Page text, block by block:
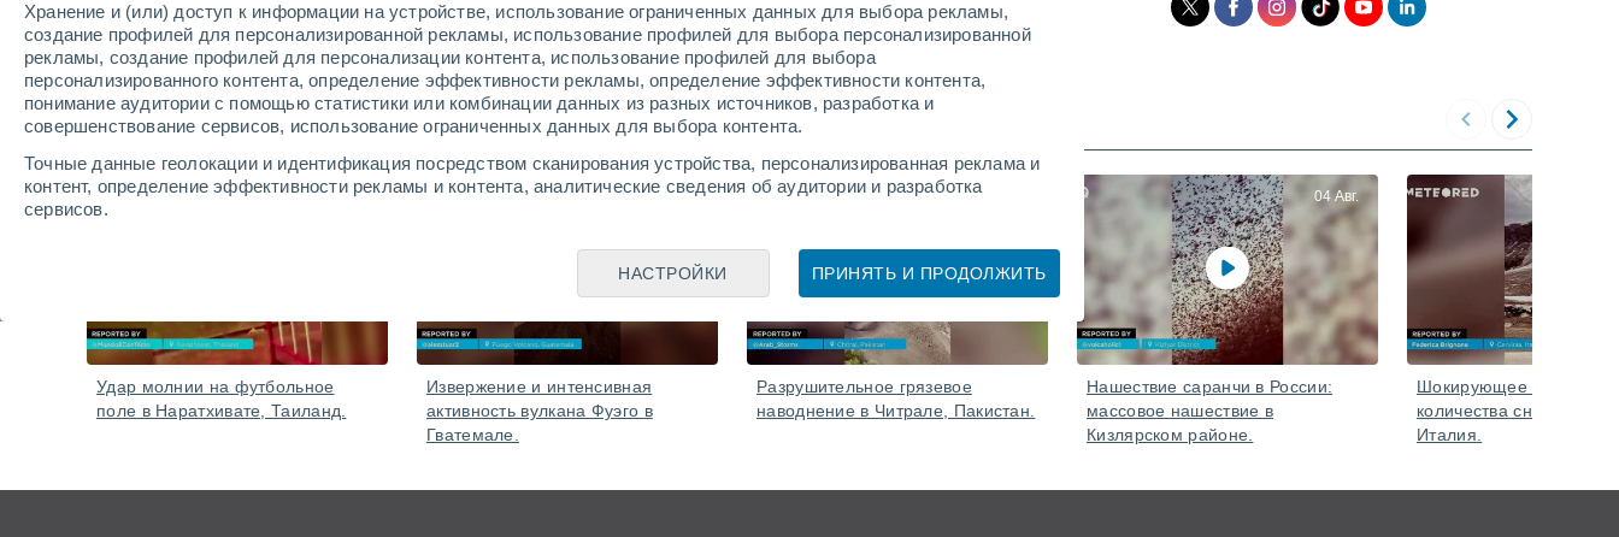
Хранение и (или) доступ к информации на устройстве, использование ограниченных данных для выбора рекламы,
создание профилей для персонализированной рекламы, использование профилей для выбора персонализированной
рекламы, создание профилей для персонализации контента, использование профилей для выбора
персонализированного контента, определение эффективности рекламы, определение эффективности контента,
понимание аудитории с помощью статистики или комбинации данных из разных источников, разработка и
совершенствование сервисов, использование ограниченных данных для выбора контента.
Точные данные геолокации и идентификация посредством сканирования устройства, персонализированная реклама и
контент, определение эффективности рекламы и контента, аналитические сведения об аудитории и разработка
сервисов.
ПРИНЯТЬ И ПРОДОЛЖИТЬ
НАСТРОЙКИ
линий. Аварийные службы работают над расчисткой завалов и восстановлением движения.
видео
6 часа назад
Удар молнии на футбольное
поле в Наратхивате, Таиланд.
Вчера
Извержение и интенсивная
активность вулкана Фуэго в
Гватемале.
Разрушительное грязевое
наводнение в Читрале, Пакистан.
04 Авг.
Нашествие саранчи в России:
массовое нашествие в
Кизлярском районе.
Шокирующее
количества снега в
Италия.